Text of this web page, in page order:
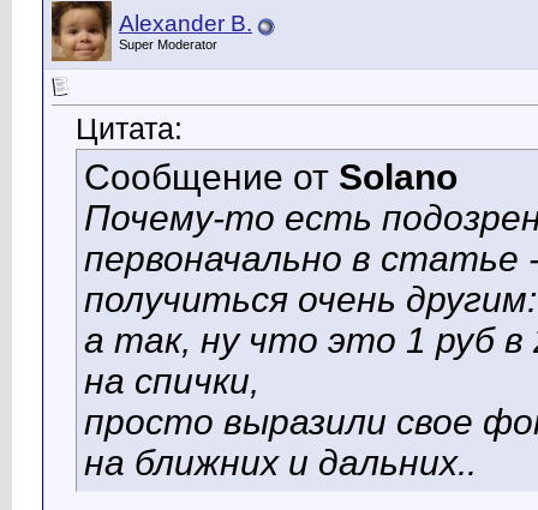
Alexander B.
Super Moderator
Цитата:
Сообщение от Solano
Почему-то есть
первоначально в статье
получиться очень
а так, ну что это 1 руб в
на спички,
просто выразили свое
на ближних и дальних..